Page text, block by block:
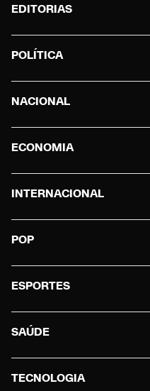
EDITORIAS
POLÍTICA
NACIONAL
ECONOMIA
INTERNACIONAL
POP
ESPORTES
SAÚDE
TECNOLOGIA